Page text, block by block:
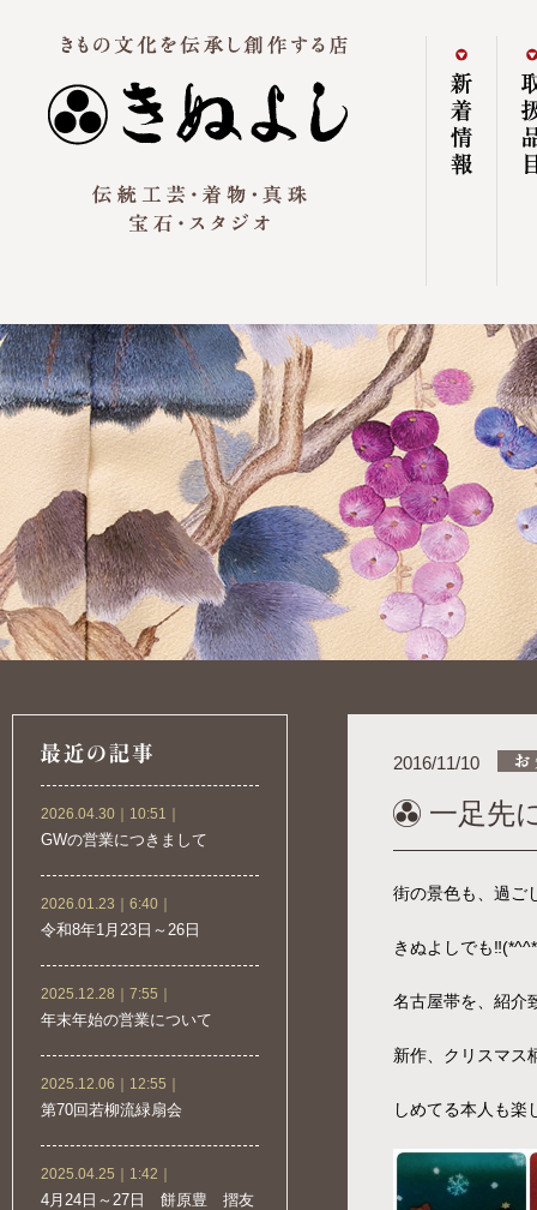
2026.04.30｜10:51｜
GWの営業につきまして
2026.01.23｜6:40｜
令和8年1月23日～26日
2025.12.28｜7:55｜
年末年始の営業について
2025.12.06｜12:55｜
第70回若柳流緑扇会
2025.04.25｜1:42｜
4月24日～27日 餅原豊 摺友
2016/11/10
一足先
街の景色も、過ご
きぬよしでも
名古屋帯を、紹介
新作、クリスマス
しめてる本人も